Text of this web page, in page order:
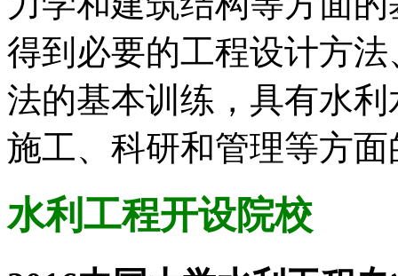
得到必要的工程设计方
法的基本训练，具有水
施工、科研和管理等方
水利工程开设院校